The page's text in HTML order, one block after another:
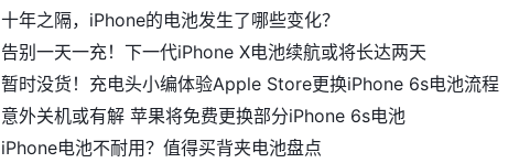
十年之隔，iPhone的电池发生了哪些变化？
告别一天一充！下一代iPhone X电池续航或将长达两天
暂时没货！充电头小编体验Apple Store更换iPhone 6s电池流程
意外关机或有解 苹果将免费更换部分iPhone 6s电池
iPhone电池不耐用？值得买背夹电池盘点